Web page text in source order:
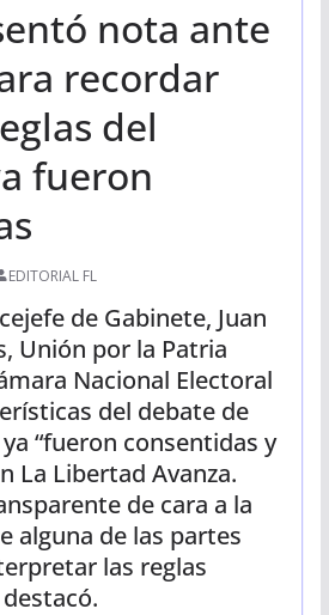
nota ante
recordar
del
fueron
EDITORIAL FL
de Gabinete, Juan
Unión por la Patria
Nacional Electoral
del debate de
“fueron consentidas y
La Libertad Avanza.
de cara a la
alguna de las partes
las reglas